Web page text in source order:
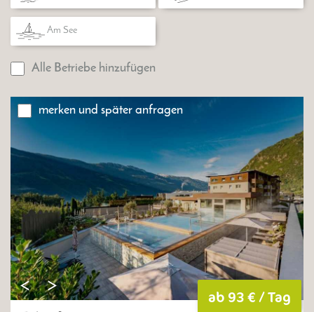
Am See
Alle Betriebe hinzufügen
merken und später anfragen
ab 93 € / Tag